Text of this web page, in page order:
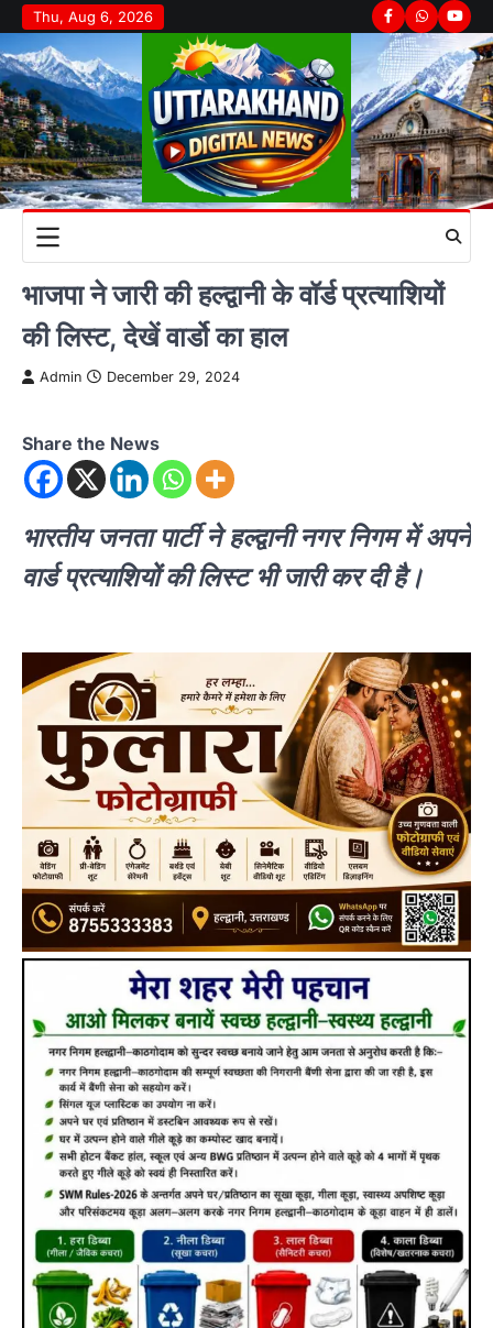
Skip
to
content
Thu, Aug 6, 2026 Facebook
Whatsapp
भाजपा ने जारी की हल्द्वानी के वॉर्ड प्रत्याशियों
की लिस्ट, देखें वार्डो का हाल
Admin December 29, 2024
Share the News
भारतीय जनता पार्टी ने हल्द्वानी नगर निगम में अपने
वार्ड प्रत्याशियों की लिस्ट भी जारी कर दी है।